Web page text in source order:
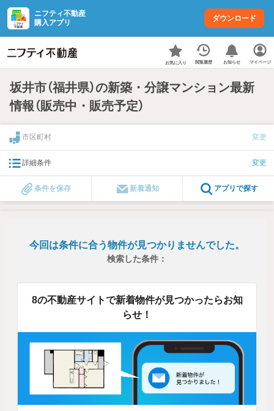
ニフティ不動産
購入アプリ
ダウンロード
お気に入り 閲覧履歴 お知らせ マイページ
坂井市（福井県）の新築・分譲マンション最新
情報（販売中・販売予定）
市区町村 変更
詳細条件 変更
条件を保存 新着通知 アプリで探す
今回は条件に合う物件が見つかりませんでした。
検索した条件：
8の不動産サイトで新着物件が見つかったらお知
らせ！